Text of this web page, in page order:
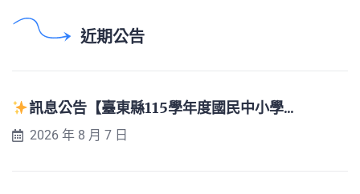
近期公告
訊息公告【臺東縣115學年度國民中小學...
2026 年 8 月 7 日